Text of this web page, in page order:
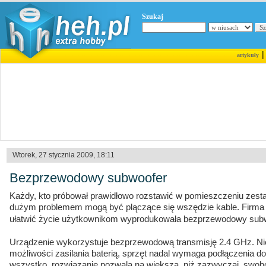
Szukaj
artykuły|
Wtorek, 27 stycznia 2009, 18:11
Bezprzewodowy subwoofer
Każdy, kto próbował prawidłowo rozstawić w pomieszczeniu
dużym problemem mogą być plączące się wszędzie kable. Firma
ułatwić życie użytkownikom wyprodukowała bezprzewodowy
Urządzenie wykorzystuje bezprzewodową transmisję 2.4 GHz.
możliwości zasilania baterią, sprzęt nadal wymaga podłączenia